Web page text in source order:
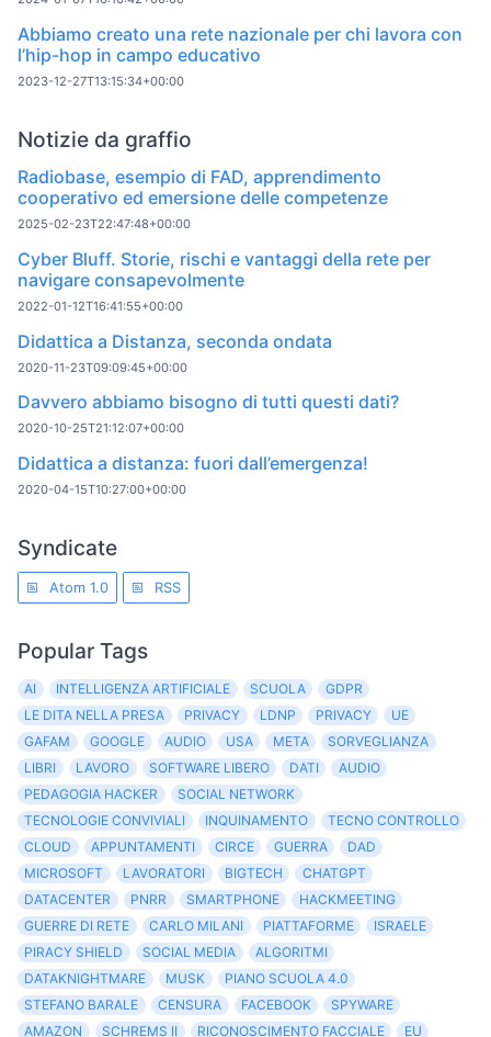
Abbiamo creato una rete nazionale per chi lavora con
l’hip-hop in campo educativo
2023-12-27T13:15:34+00:00
Notizie da graffio
Radiobase, esempio di FAD, apprendimento
cooperativo ed emersione delle competenze
2025-02-23T22:47:48+00:00
Cyber Bluff. Storie, rischi e vantaggi della rete per
navigare consapevolmente
2022-01-12T16:41:55+00:00
Didattica a Distanza, seconda ondata
2020-11-23T09:09:45+00:00
Davvero abbiamo bisogno di tutti questi dati?
2020-10-25T21:12:07+00:00
Didattica a distanza: fuori dall’emergenza!
2020-04-15T10:27:00+00:00
Syndicate
Atom 1.0 RSS
Popular Tags
AI INTELLIGENZA ARTIFICIALE SCUOLA
GDPR
LE DITA NELLA PRESA
PRIVACY LDNP PRIVACY
UE
GAFAM
GOOGLE AUDIO USA META
SORVEGLIANZA
LIBRI
LAVORO SOFTWARE LIBERO DATI
AUDIO
PEDAGOGIA HACKER
SOCIAL NETWORK
TECNOLOGIE CONVIVIALI
INQUINAMENTO
TECNO CONTROLLO
CLOUD
APPUNTAMENTI CIRCE GUERRA
DAD
MICROSOFT
LAVORATORI BIGTECH
CHATGPT
DATACENTER
PNRR SMARTPHONE
HACKMEETING
GUERRE DI RETE
CARLO MILANI PIATTAFORME
ISRAELE
PIRACY SHIELD
SOCIAL MEDIA
ALGORITMI
DATAKNIGHTMARE
MUSK
PIANO SCUOLA 4.0
STEFANO BARALE
CENSURA FACEBOOK
SPYWARE
AMAZON
SCHREMS II RICONOSCIMENTO FACCIALE
EU